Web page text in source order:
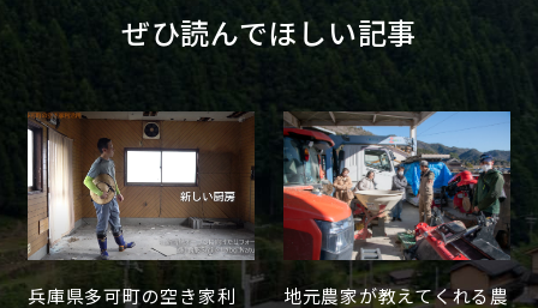
ぜひ読んでほしい記事
兵庫県多可町の空き家利
地元農家が教えてくれる農